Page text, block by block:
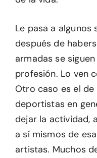
Le pasa a algunos
después de
armadas se
profesión. Lo ven
Otro caso es el
deportistas en
dejar la actividad,
a sí mismos de
artistas. Muchos